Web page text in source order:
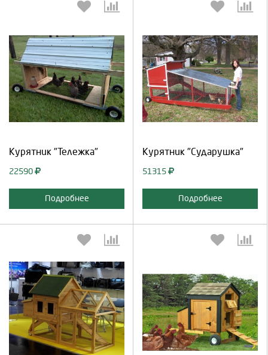
Курятник "Тележка"
22590
Подробнее
Выберите количество:
Курятник "Сударушка"
51315
Подробнее
Выберите количество:
Выберите количество: Выберите количество: